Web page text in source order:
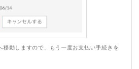
移動しますので、もう一度お支払い手続きを